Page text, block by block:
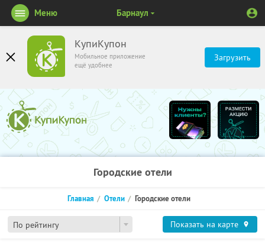
КупиКупон
Мобильное приложение
ещё удобнее
Загрузить
Меню Барнаул
Городские отели
По рейтингу
Главная Отели Городские отели
Показать на карте